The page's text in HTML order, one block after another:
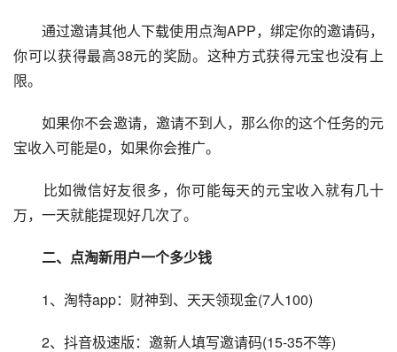
通过邀请其他人下载使用点淘APP，绑定你的邀请码，
你可以获得最高38元的奖励。这种方式获得元宝也没有上
限。
如果你不会邀请，邀请不到人，那么你的这个任务的元
宝收入可能是0，如果你会推广。
比如微信好友很多，你可能每天的元宝收入就有几十
万，一天就能提现好几次了。
二、点淘新用户一个多少钱
1、淘特app：财神到、天天领现金(7人100)
2、抖音极速版：邀新人填写邀请码(15-35不等)